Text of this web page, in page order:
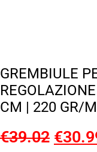
GREMBIULE
CM | 220 GR/
€39.02 Il
€